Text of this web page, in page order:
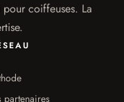
coiffeuses. La
partenaires